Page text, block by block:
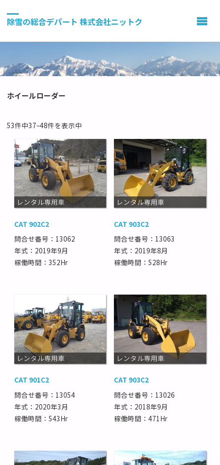
除雪の総合デパート 株式会社ニットク
ホイールローダー
53件中37–48件を表示中
レンタル専用車
CAT 902C2
問合せ番号：13062
年式：2019年9月
稼働時間：352Hr
レンタル専用車
CAT 903C2
問合せ番号：13063
年式：2019年8月
稼働時間：528Hr
レンタル専用車
CAT 901C2
問合せ番号：13054
年式：2020年3月
稼働時間：543Hr
レンタル専用車
CAT 903C2
問合せ番号：13026
年式：2018年9月
稼働時間：471Hr